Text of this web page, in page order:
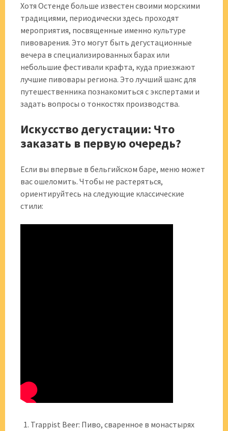
Хотя Остенде больше известен своими морскими
традициями, периодически здесь проходят
мероприятия, посвященные именно культуре
пивоварения. Это могут быть дегустационные
вечера в специализированных барах или
небольшие фестивали крафта, куда приезжают
лучшие пивовары региона. Это лучший шанс для
путешественника познакомиться с экспертами и
задать вопросы о тонкостях производства.
Искусство дегустации: Что
заказать в первую очередь?
Если вы впервые в бельгийском баре, меню может
вас ошеломить. Чтобы не растеряться,
ориентируйтесь на следующие классические
стили:
Trappist Beer: Пиво, сваренное в монастырях